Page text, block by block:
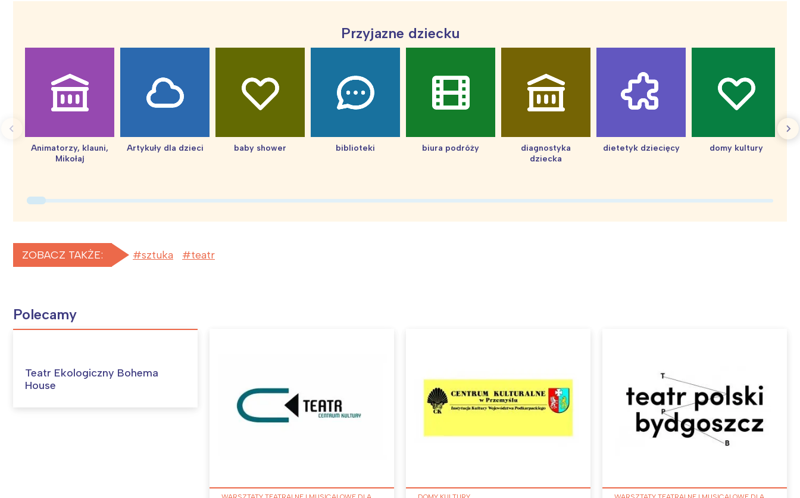
Przyjazne dziecku
Animatorzy, klauni,
Mikołaj
Artykuły dla dzieci baby shower biblioteki biura podróży
diagnostyka
dziecka
dietetyk dziecięcy
domy kultury
ZOBACZ TAKŻE: sztuka teatr
Polecamy
Teatr Ekologiczny Bohema
House